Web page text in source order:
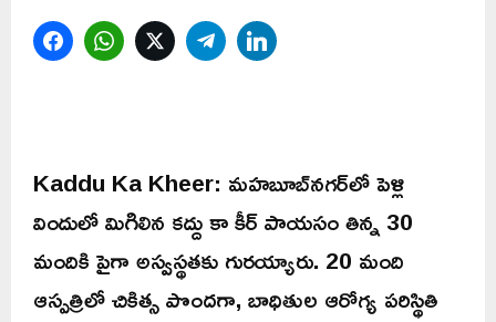
FacebookWhatsAppTwitterTelegram
Kaddu Ka Kheer: మహబూబ్‌నగర్‌లో పెళ్లి
విందులో మిగిలిన కద్దు కా కీర్ పాయసం తిన్న 30
మందికి పైగా అస్వస్థతకు గురయ్యారు. 20 మంది
ఆస్పత్రిలో చికిత్స పొందగా, బాధితుల ఆరోగ్య పరిస్థితి